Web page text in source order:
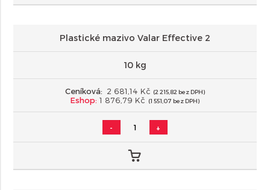
Plastické mazivo Valar Effective 2
10 kg
Ceníková: 2 681,14 Kč (2 215,82 bez DPH)
Eshop: 1 876,79 Kč (1 551,07 bez DPH)
- +